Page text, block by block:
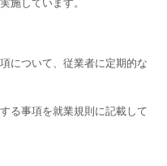
施しています。
について、従業者に定期的な
る事項を就業規則に記載して